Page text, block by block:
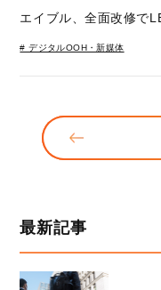
エイブル、全面改修で
# デジタルOOH・新媒体
最新記事